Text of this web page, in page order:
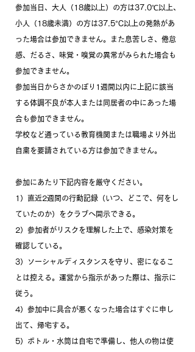
参加当日、大人（18歳以上）の方は37.0℃以上、
小人（18歳未満）の方は37.5°C以上の発熱があ
った場合は参加できません。また息苦しさ、倦怠
感、だるさ、味覚・嗅覚の異常がみられた場合も
参加できません。
参加当日からさかのぼり1週間以内に上記に該当
する体調不良が本人または同居者の中にあった場
合も参加できません。
学校など通っている教育機関または職場より外出
自粛を要請されている方は参加できません。
参加にあたり下記内容を厳守ください。
1）直近2週間の行動記録（いつ、どこで、何をし
ていたのか）をクラブへ開示できる。
2）参加者がリスクを理解した上で、感染対策を
確認している。
3）ソーシャルディスタンスを守り、密になるこ
とは控える。運営から指示があった際は、指示に
従う。
4）参加中に具合が悪くなった場合はすぐに申し
出て、帰宅する。
5）ボトル・水筒は自宅で準備し、他人の物は使